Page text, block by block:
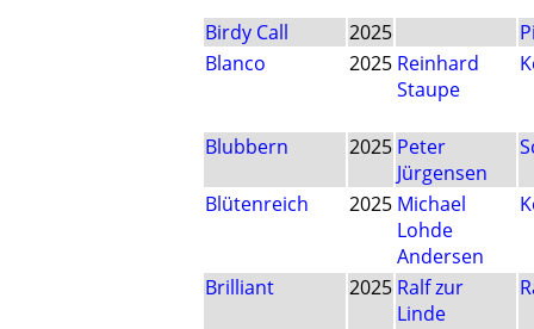
Birdy Call 2025
Blanco
2025 Reinhard
Staupe
Blubbern 2025 Peter
Jürgensen
Blütenreich 2025 Michael
Lohde
Andersen
Brilliant 2025 Ralf zur
Linde